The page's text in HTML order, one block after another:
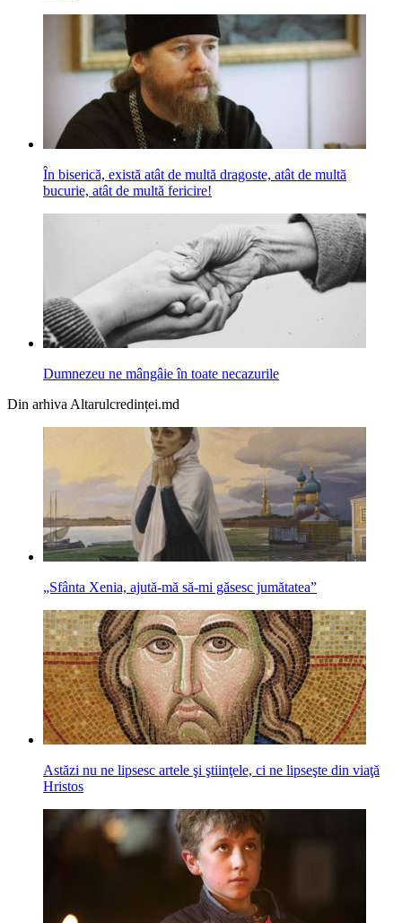
În biserică, există atât de multă dragoste, atât de multă
bucurie, atât de multă fericire!
Dumnezeu ne mângâie în toate necazurile
Din arhiva Altarulcredinței.md
„Sfânta Xenia, ajută-mă să-mi găsesc jumătatea”
Astăzi nu ne lipsesc artele şi ştiinţele, ci ne lipseşte din viaţă
Hristos